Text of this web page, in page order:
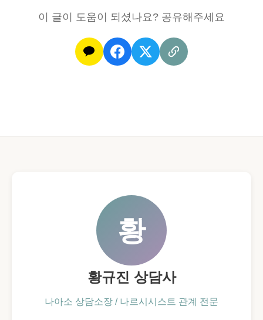
이 글이 도움이 되셨나요? 공유해주세요
황
황규진 상담사
나아소 상담소장 / 나르시시스트 관계 전문